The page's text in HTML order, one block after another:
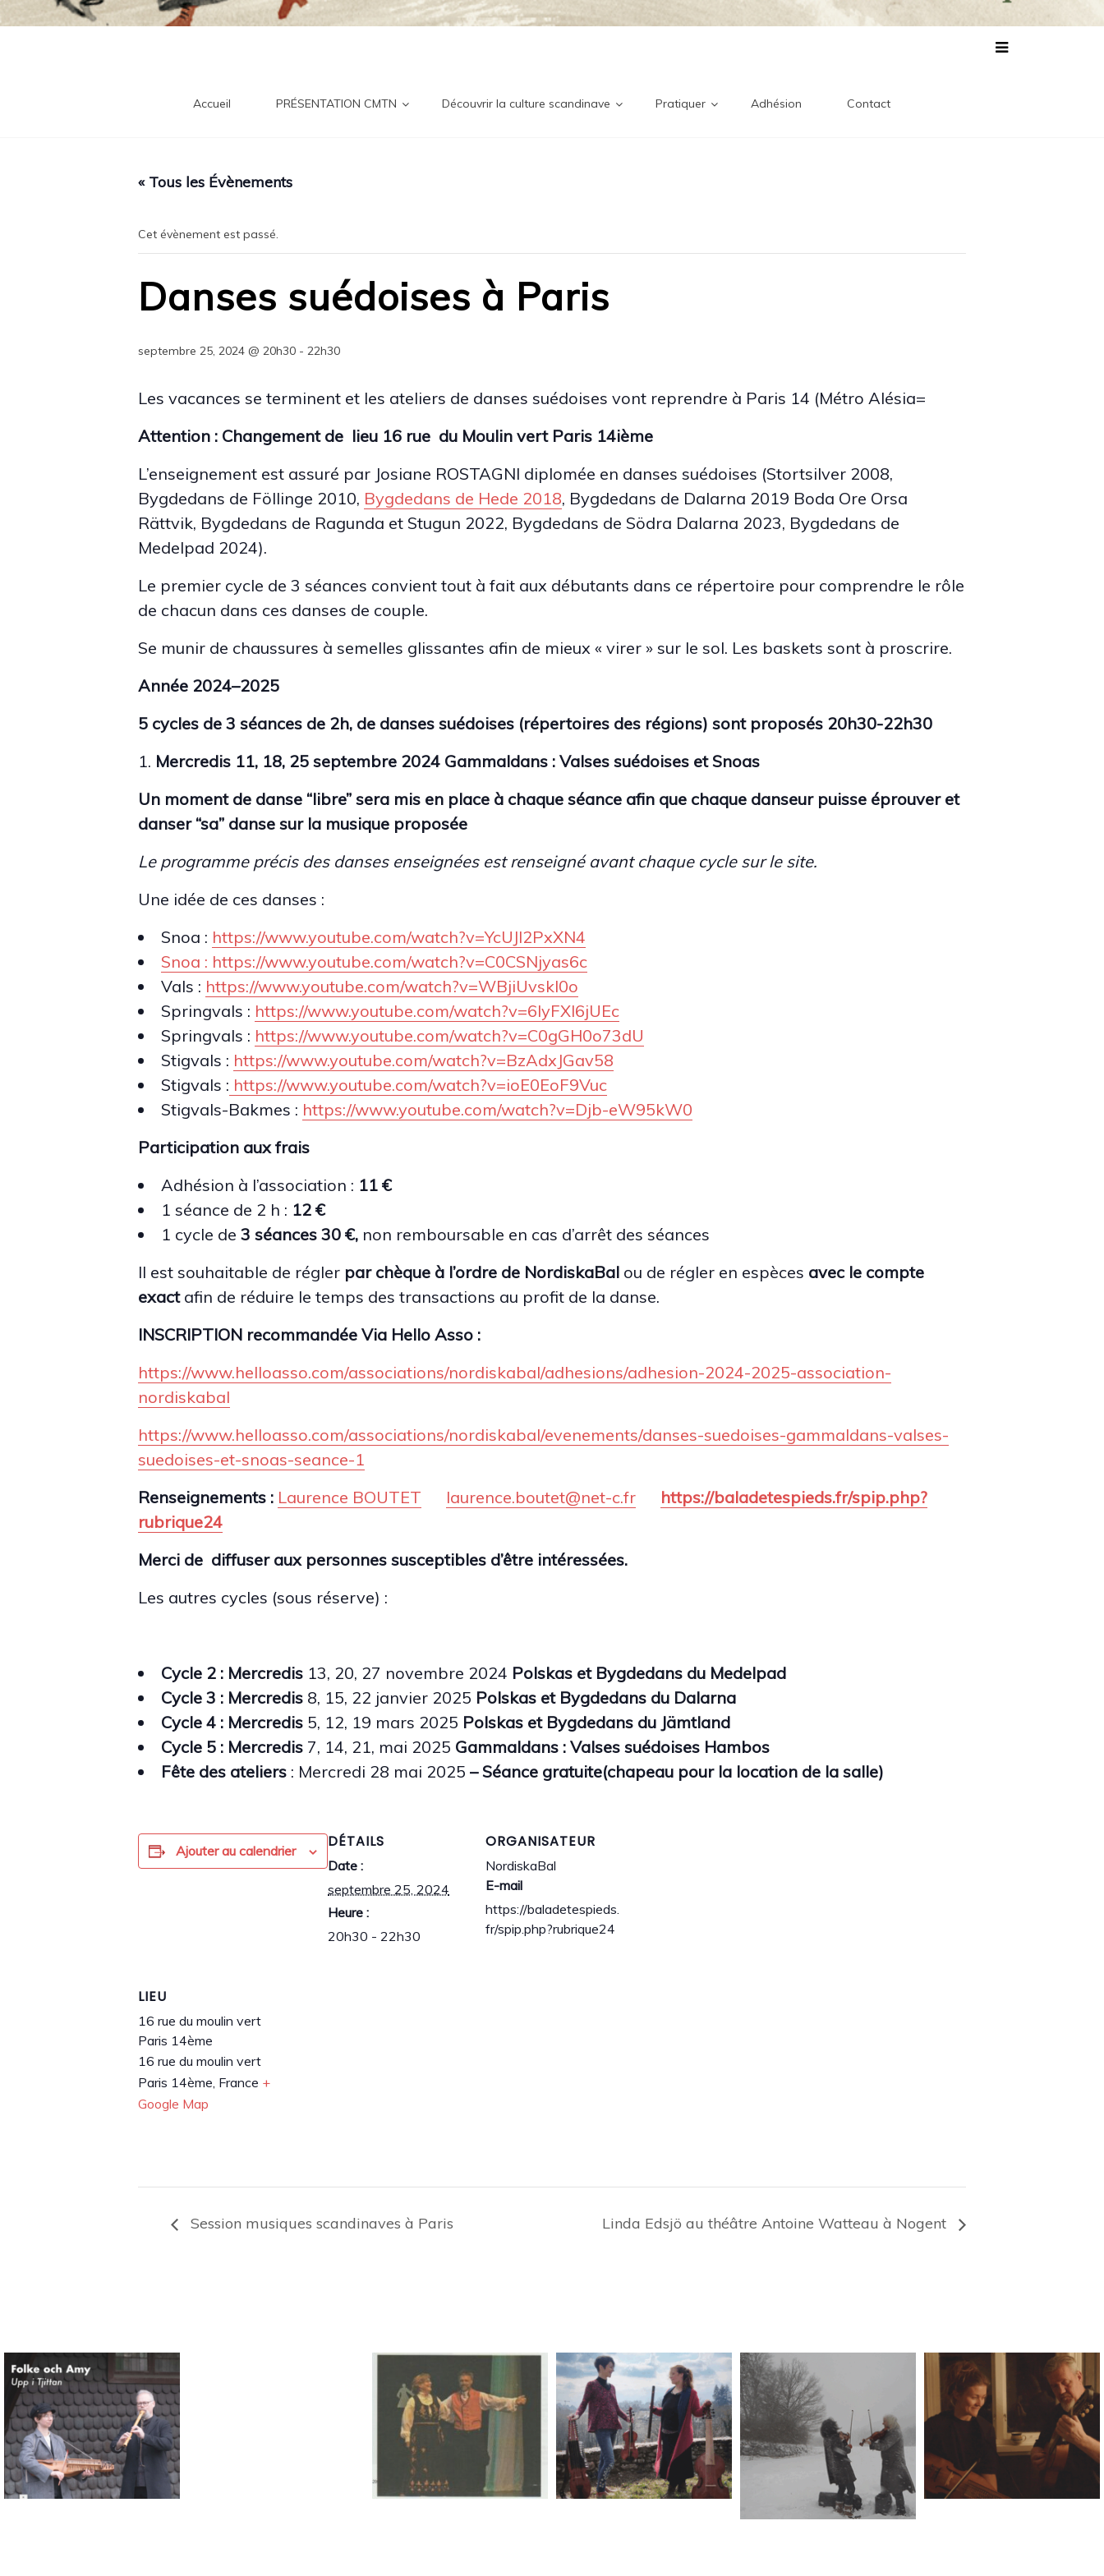
nordiques
Accueil PRÉSENTATION CMTN Découvrir la culture scandinave Pratiquer Adhésion Contact
« Tous les Évènements
Cet évènement est passé.
Danses suédoises à Paris
septembre 25, 2024 @ 20h30 - 22h30
Les vacances se terminent et les ateliers de danses suédoises vont reprendre à Paris 14 (Métro Alésia=
Attention : Changement de lieu 16 rue du Moulin vert Paris 14ième
L’enseignement est assuré par Josiane ROSTAGNI diplomée en danses suédoises (Stortsilver 2008,
Bygdedans de Föllinge 2010, Bygdedans de Hede 2018, Bygdedans de Dalarna 2019 Boda Ore Orsa
Rättvik, Bygdedans de Ragunda et Stugun 2022, Bygdedans de Södra Dalarna 2023, Bygdedans de
Medelpad 2024).
Le premier cycle de 3 séances convient tout à fait aux débutants dans ce répertoire pour comprendre le rôle
de chacun dans ces danses de couple.
Se munir de chaussures à semelles glissantes afin de mieux « virer » sur le sol. Les baskets sont à proscrire.
Année 2024–2025
5 cycles de 3 séances de 2h, de danses suédoises (répertoires des régions) sont proposés 20h30-22h30
Mercredis 11, 18, 25 septembre 2024 Gammaldans : Valses suédoises et Snoas
Un moment de danse “libre” sera mis en place à chaque séance afin que chaque danseur puisse éprouver et
danser “sa” danse sur la musique proposée
Le programme précis des danses enseignées est renseigné avant chaque cycle sur le site.
Une idée de ces danses :
Snoa : https://www.youtube.com/watch?v=YcUJl2PxXN4
Snoa : https://www.youtube.com/watch?v=C0CSNjyas6c
Vals : https://www.youtube.com/watch?v=WBjiUvskl0o
Springvals : https://www.youtube.com/watch?v=6lyFXI6jUEc
Springvals : https://www.youtube.com/watch?v=C0gGH0o73dU
Stigvals : https://www.youtube.com/watch?v=BzAdxJGav58
Stigvals : https://www.youtube.com/watch?v=ioE0EoF9Vuc
Stigvals-Bakmes : https://www.youtube.com/watch?v=Djb-eW95kW0
Participation aux frais
Adhésion à l’association : 11 €
1 séance de 2 h : 12 €
1 cycle de 3 séances 30 €, non remboursable en cas d’arrêt des séances
Il est souhaitable de régler par chèque à l’ordre de NordiskaBal ou de régler en espèces avec le compte
exact afin de réduire le temps des transactions au profit de la danse.
INSCRIPTION recommandée Via Hello Asso :
https://www.helloasso.com/associations/nordiskabal/adhesions/adhesion-2024-2025-association-
nordiskabal
https://www.helloasso.com/associations/nordiskabal/evenements/danses-suedoises-gammaldans-valses-
suedoises-et-snoas-seance-1
Renseignements : Laurence BOUTET laurence.boutet@net-c.fr
https://baladetespieds.fr/spip.php?
rubrique24
Merci de diffuser aux personnes susceptibles d’être intéressées.
Les autres cycles (sous réserve) :
Cycle 2 : Mercredis 13, 20, 27 novembre 2024 Polskas et Bygdedans du Medelpad
Cycle 3 : Mercredis 8, 15, 22 janvier 2025 Polskas et Bygdedans du Dalarna
Cycle 4 : Mercredis 5, 12, 19 mars 2025 Polskas et Bygdedans du Jämtland
Cycle 5 : Mercredis 7, 14, 21, mai 2025 Gammaldans : Valses suédoises Hambos
Fête des ateliers : Mercredi 28 mai 2025 –Séance gratuite(chapeau pour la location de la salle)
Ajouter au calendrier DÉTAILS
Date :
septembre 25, 2024
Heure :
20h30 - 22h30
ORGANISATEUR
NordiskaBal
E-mail
https://baladetespieds.
fr/spip.php?rubrique24
LIEU
16 rue du moulin vert
Paris 14ème
16 rue du moulin vert
Paris 14ème, France +
Google Map
Session musiques scandinaves à Paris Linda Edsjö au théâtre Antoine Watteau à Nogent